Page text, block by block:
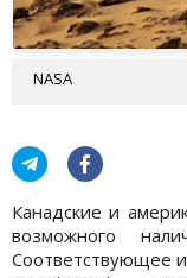
NASA
Канадские и
возможного
Соответствующее